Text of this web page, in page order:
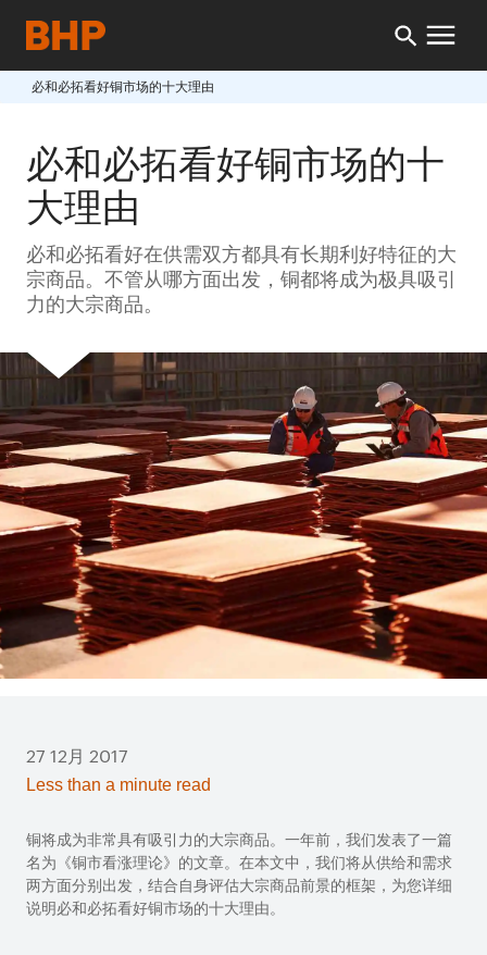
必和必拓看好铜市场的十大理由
必和必拓看好铜市场的十
大理由
必和必拓看好在供需双方都具有长期利好特征的大
宗商品。不管从哪方面出发，铜都将成为极具吸引
力的大宗商品。
27 12月 2017
Less than a minute read
铜将成为非常具有吸引力的大宗商品。一年前，我们发表了一篇
名为《铜市看涨理论》的文章。在本文中，我们将从供给和需求
两方面分别出发，结合自身评估大宗商品前景的框架，为您详细
说明必和必拓看好铜市场的十大理由。